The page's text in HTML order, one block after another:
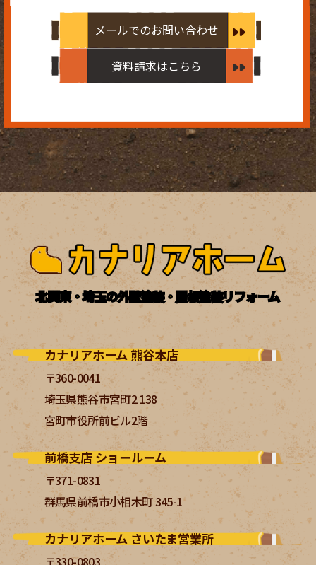
メールでのお問い合わせ
資料請求はこちら
北関東・埼玉の外壁塗装・屋根塗装リフォーム
カナリアホーム 熊谷本店
〒360-0041
埼玉県熊谷市宮町2 138
宮町市役所前ビル2階
前橋支店 ショールーム
〒371-0831
群馬県前橋市小相木町 345-1
カナリアホーム さいたま営業所
〒330-0803